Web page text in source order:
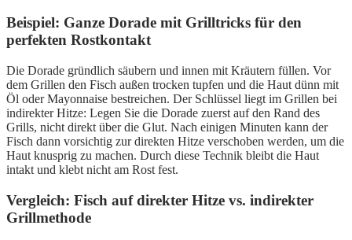
Beispiel: Ganze Dorade mit Grilltricks für den
perfekten Rostkontakt
Die Dorade gründlich säubern und innen mit Kräutern füllen. Vor
dem Grillen den Fisch außen trocken tupfen und die Haut dünn mit
Öl oder Mayonnaise bestreichen. Der Schlüssel liegt im Grillen bei
indirekter Hitze: Legen Sie die Dorade zuerst auf den Rand des
Grills, nicht direkt über die Glut. Nach einigen Minuten kann der
Fisch dann vorsichtig zur direkten Hitze verschoben werden, um die
Haut knusprig zu machen. Durch diese Technik bleibt die Haut
intakt und klebt nicht am Rost fest.
Vergleich: Fisch auf direkter Hitze vs. indirekter
Grillmethode